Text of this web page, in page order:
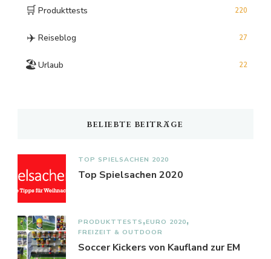
🛒 Produkttests 220
✈️ Reiseblog 27
🏖️Urlaub 22
BELIEBTE BEITRÄGE
TOP SPIELSACHEN 2020
Top Spielsachen 2020
PRODUKTTESTS EURO 2020
FREIZEIT & OUTDOOR
Soccer Kickers von Kaufland zur EM